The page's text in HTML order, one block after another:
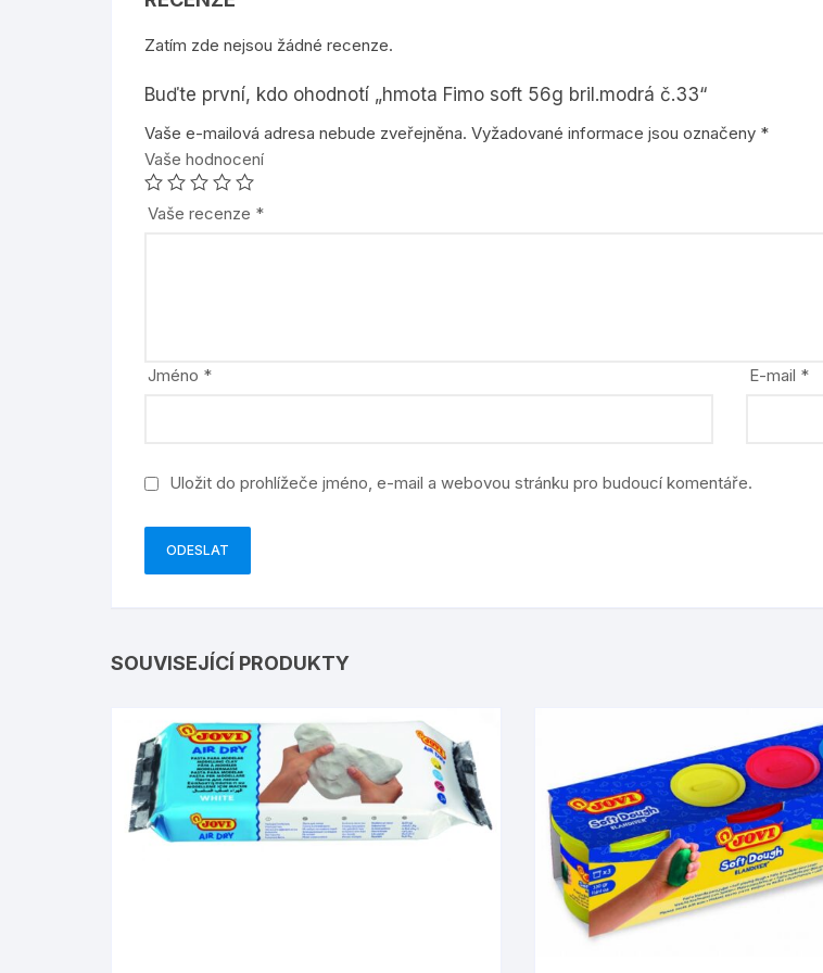
Zatím zde nejsou žádné recenze.
Buďte první, kdo ohodnotí „hmota Fimo soft 56g bril.modrá č.33“
Vaše e-mailová adresa nebude zveřejněna. Vyžadované informace jsou označeny *
Vaše hodnocení
Vaše recenze *
Jméno * E-mail *
Uložit do prohlížeče jméno, e-mail a webovou stránku pro budoucí komentáře.
SOUVISEJÍCÍ PRODUKTY